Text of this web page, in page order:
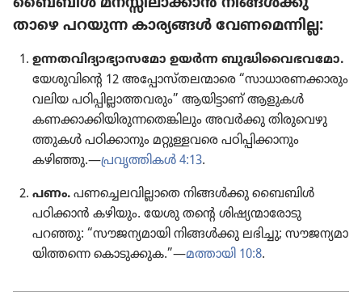
താഴെ പറയുന്ന കാര്യങ്ങൾ വേണ​മെ​ന്നി​ല്ല:
ഉന്നതവിദ്യാഭ്യാസമോ ഉയർന്ന ബുദ്ധി​വൈ​ഭ​വ​മോ.
യേശു​വി​ന്റെ 12 അപ്പോ​സ്‌ത​ല​ന്മാ​രെ “സാധാ​ര​ണ​ക്കാ​രും
വലിയ പഠിപ്പി​ല്ലാ​ത്ത​വ​രും” ആയിട്ടാണ്‌ ആളുകൾ
കണക്കാ​ക്കി​യി​രു​ന്ന​തെ​ങ്കി​ലും അവർക്കു തിരു​വെ​ഴു​
ത്തു​കൾ പഠിക്കാ​നും മറ്റുള്ള​വ​രെ പഠിപ്പി​ക്കാ​നും
കഴിഞ്ഞു.—പ്രവൃ​ത്തി​കൾ 4:13.
പണം. പണച്ചെ​ല​വി​ല്ലാ​തെ നിങ്ങൾക്കു ബൈബിൾ
പഠിക്കാൻ കഴിയും. യേശു തന്റെ ശിഷ്യ​ന്മാ​രോ​ടു
പറഞ്ഞു: “സൗജന്യ​മാ​യി നിങ്ങൾക്കു ലഭിച്ചു; സൗജന്യ​മാ​
യി​ത്ത​ന്നെ കൊടുക്കുക.”—മത്തായി 10:8.